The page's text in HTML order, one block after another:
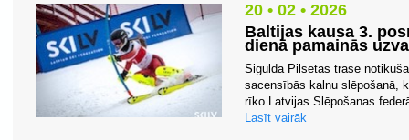
20 • 02 • 2026
Baltijas kausa 3.
dienā pamainās
Siguldā Pilsētas trasē
sacensībās kalnu slēpošanā,
rīko Latvijas Slēpošanas
Lasīt vairāk